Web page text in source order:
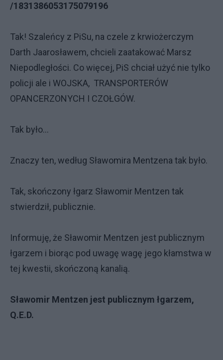
/1831386053175079196
Tak! Szaleńcy z PiSu, na czele z krwiożerczym
Darth Jaarosławem, chcieli zaatakować Marsz
Niepodległości. Co więcej, PiS chciał użyć nie tylko
policji ale i WOJSKA, TRANSPORTERÓW
OPANCERZONYCH I CZOŁGÓW.
Tak było...
Znaczy ten, według Sławomira Mentzena tak było.
Tak, skończony łgarz Sławomir Mentzen tak
stwierdził, publicznie.
Informuję, że Sławomir Mentzen jest publicznym
łgarzem i biorąc pod uwagę wagę jego kłamstwa w
tej kwestii, skończoną kanalią.
Sławomir Mentzen jest publicznym łgarzem,
Q.E.D.